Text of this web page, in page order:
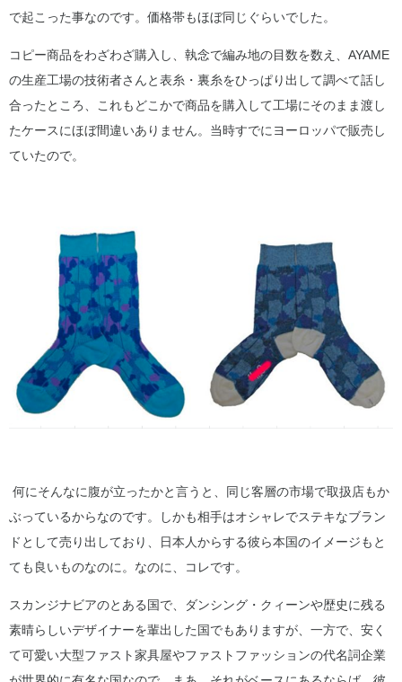
で起こった事なのです。価格帯もほぼ同じぐらいでした。
コピー商品をわざわざ購入し、執念で編み地の目数を数え、AYAME
の生産工場の技術者さんと表糸・裏糸をひっぱり出して調べて話し
合ったところ、これもどこかで商品を購入して工場にそのまま渡し
たケースにほぼ間違いありません。当時すでにヨーロッパで販売し
ていたので。
何にそんなに腹が立ったかと言うと、同じ客層の市場で取扱店もか
ぶっているからなのです。しかも相手はオシャレでステキなブラン
ドとして売り出しており、日本人からする彼ら本国のイメージもと
ても良いものなのに。なのに、コレです。
スカンジナビアのとある国で、ダンシング・クィーンや歴史に残る
素晴らしいデザイナーを輩出した国でもありますが、一方で、安く
て可愛い大型ファスト家具屋やファストファッションの代名詞企業